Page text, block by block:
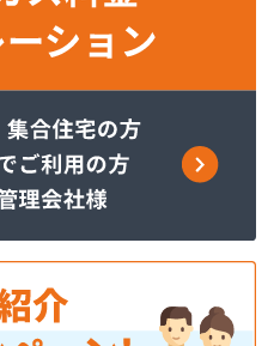
フ関東株式会社 狭山営
フ関東株式会社 新座支
業所